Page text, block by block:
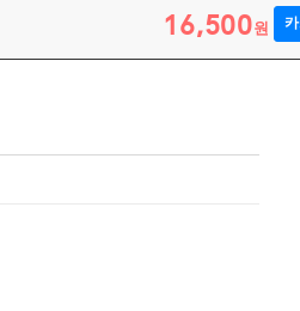
16,500원